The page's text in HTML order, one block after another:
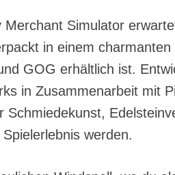
Simulator
in einem
GOG erhältlich ist.
in Zusammenarbeit mit
Schmiedekunst,
werden.